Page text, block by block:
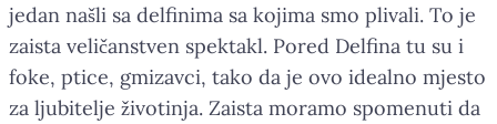
jedan našli sa delfinima sa kojima smo plivali. To je
zaista veličanstven spektakl. Pored Delfina tu su i
foke, ptice, gmizavci, tako da je ovo idealno mjesto
za ljubitelje životinja. Zaista moramo spomenuti da